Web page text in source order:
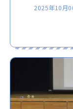
2025年10月